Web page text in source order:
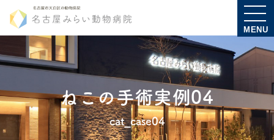
MENU
ねこの手術実例04
cat_case04